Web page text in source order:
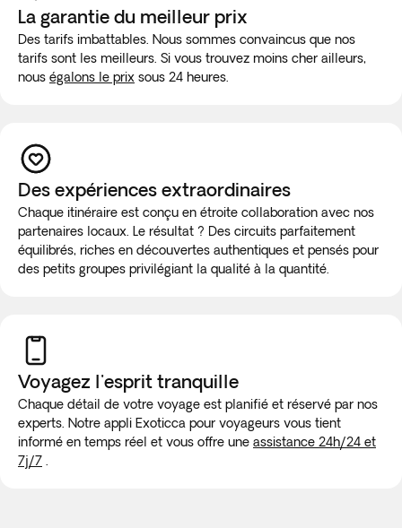
La garantie du meilleur prix
Des tarifs imbattables. Nous sommes convaincus que nos
tarifs sont les meilleurs. Si vous trouvez moins cher ailleurs,
nous égalons le prix sous 24 heures.
Des expériences extraordinaires
Chaque itinéraire est conçu en étroite collaboration avec nos
partenaires locaux. Le résultat ? Des circuits parfaitement
équilibrés, riches en découvertes authentiques et pensés pour
des petits groupes privilégiant la qualité à la quantité.
Voyagez l'esprit tranquille
Chaque détail de votre voyage est planifié et réservé par nos
experts. Notre appli Exoticca pour voyageurs vous tient
informé en temps réel et vous offre une assistance 24h/24 et
7j/7